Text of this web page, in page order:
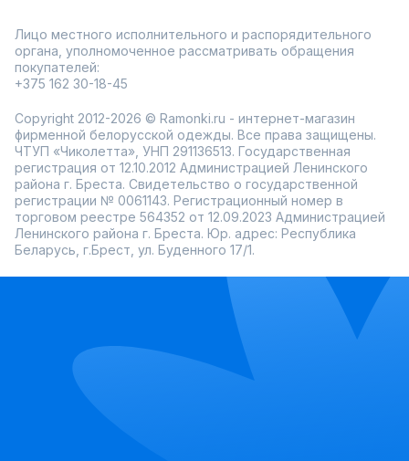
Лицо местного исполнительного и распорядительного
органа, уполномоченное рассматривать обращения
покупателей:
+375 162 30-18-45
Copyright 2012-2026 © Ramonki.ru - интернет-магазин
фирменной белорусской одежды. Все права защищены.
ЧТУП «Чиколетта», УНП 291136513. Государственная
регистрация от 12.10.2012 Администрацией Ленинского
района г. Бреста. Свидетельство о государственной
регистрации № 0061143. Регистрационный номер в
торговом реестре 564352 от 12.09.2023 Администрацией
Ленинского района г. Бреста. Юр. адрес: Республика
Беларусь, г.Брест, ул. Буденного 17/1.